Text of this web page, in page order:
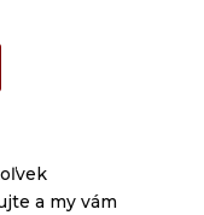
a my vám